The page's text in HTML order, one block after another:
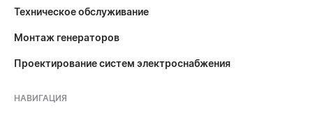
Техническое обслуживание
Монтаж генераторов
Проектирование систем электроснабжения
НАВИГАЦИЯ